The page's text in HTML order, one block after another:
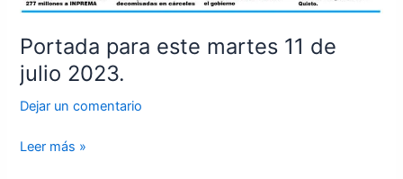
Portada para este martes 11 de
julio 2023.
Dejar un comentario
Leer más »